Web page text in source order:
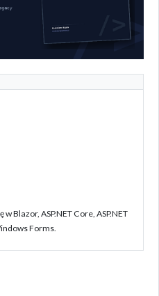
Blazor, ASP.NET Core, ASP.NET
Forms.